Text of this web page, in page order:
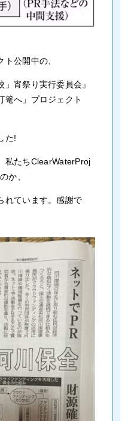
公開中の、
」宵祭り実行委員会』
篭へ」プロジェクト
た!
私たちClearWaterProj
か、
れています。感謝で